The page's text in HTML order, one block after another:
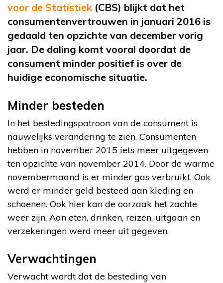
voor de Statistiek (CBS) blijkt dat het
consumentenvertrouwen in januari 2016 is
gedaald ten opzichte van december vorig
jaar. De daling komt vooral doordat de
consument minder positief is over de
huidige economische situatie.
Minder besteden
In het bestedingspatroon van de consument is
nauwelijks verandering te zien. Consumenten
hebben in november 2015 iets meer uitgegeven
ten opzichte van november 2014. Door de warme
novembermaand is er minder gas verbruikt. Ook
werd er minder geld besteed aan kleding en
schoenen. Ook hier kan de oorzaak het zachte
weer zijn. Aan eten, drinken, reizen, uitgaan en
verzekeringen werd meer uit gegeven.
Verwachtingen
Verwacht wordt dat de besteding van